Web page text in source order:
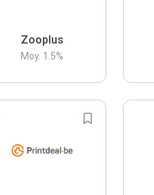
Zooplus
Moy. 1.5%